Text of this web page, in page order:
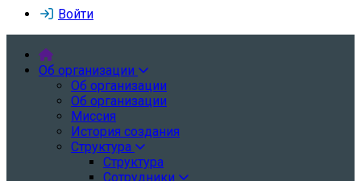
Войти
Об организации
Об организации
Об организации
Миссия
История создания
Структура
Структура
Сотрудники